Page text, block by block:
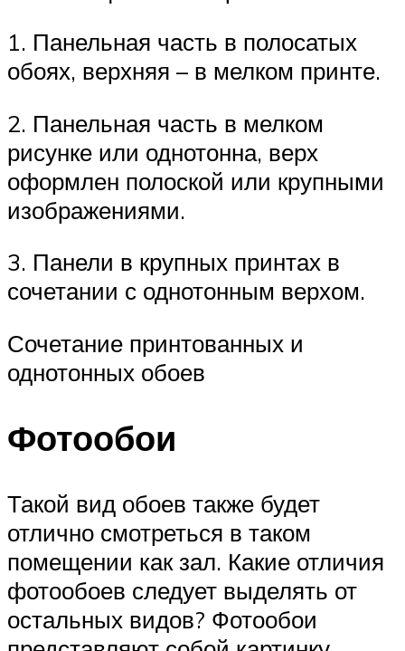
1.​ Панельная часть в полосатых
обоях, верхняя – в мелком принте.
2.​ Панельная часть в мелком
рисунке или однотонна, верх
оформлен полоской или крупными
изображениями.
3.​ Панели в крупных принтах в
сочетании с однотонным верхом.
Сочетание принтованных и
однотонных обоев
Фотообои
Такой вид обоев также будет
отлично смотреться в таком
помещении как зал. Какие отличия
фотообоев следует выделять от
остальных видов? Фотообои